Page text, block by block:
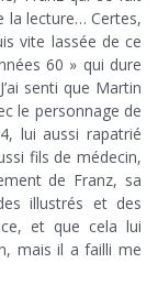
la lecture… Certes,
vite lassée de ce
60 » qui dure
senti que Martin
le personnage de
lui aussi rapatrié
fils de médecin,
de Franz, sa
illustrés et des
et que cela lui
mais il a failli me